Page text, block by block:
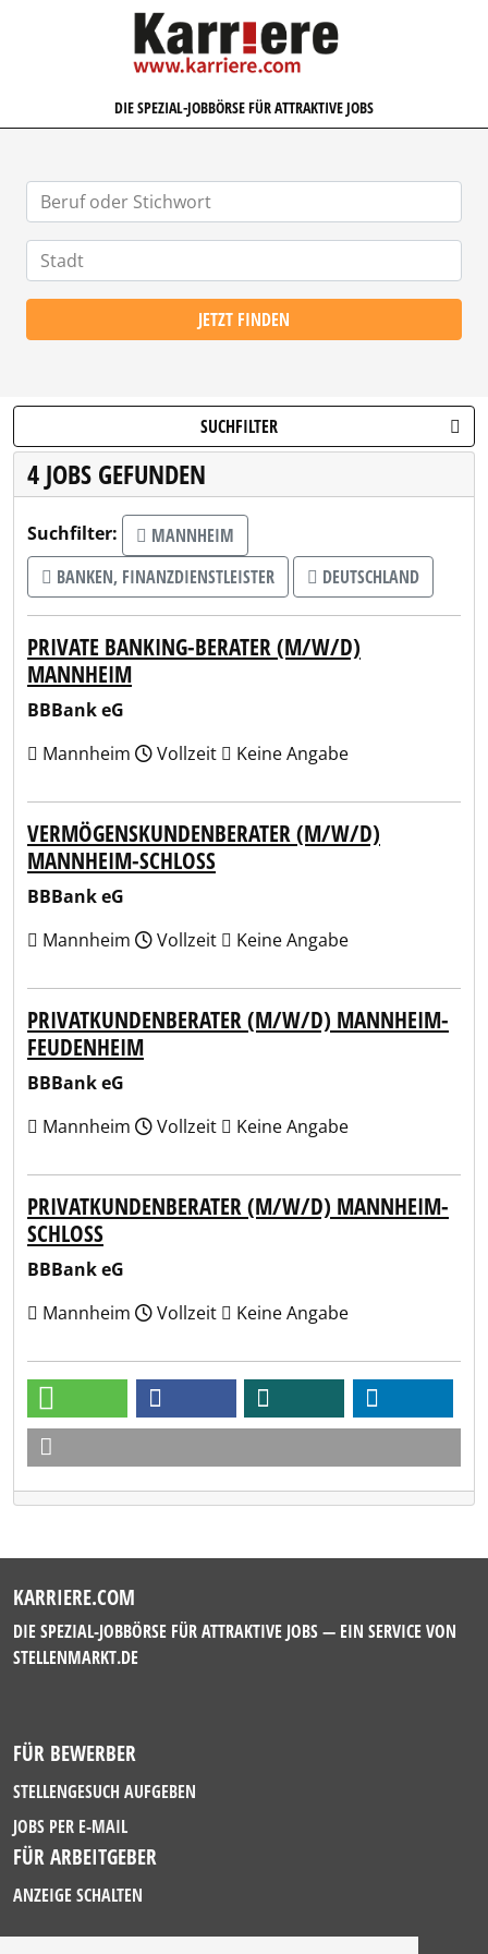
KARRIERE.COM
DIE SPEZIAL-JOBBÖRSE FÜR ATTRAKTIVE JOBS
JETZT FINDEN
SUCHFILTER
4 JOBS GEFUNDEN
Suchfilter:
MANNHEIM
BANKEN, FINANZDIENSTLEISTER
DEUTSCHLAND
PRIVATE BANKING-BERATER (M/W/D)
MANNHEIM
BBBank eG
Mannheim
Vollzeit Keine Angabe
VERMÖGENSKUNDENBERATER (M/W/D)
MANNHEIM-SCHLOSS
BBBank eG
Mannheim
Vollzeit Keine Angabe
PRIVATKUNDENBERATER (M/W/D) MANNHEIM-
FEUDENHEIM
BBBank eG
Mannheim
Vollzeit Keine Angabe
PRIVATKUNDENBERATER (M/W/D) MANNHEIM-
SCHLOSS
BBBank eG
Mannheim
Vollzeit Keine Angabe
KARRIERE.COM
DIE SPEZIAL-JOBBÖRSE FÜR ATTRAKTIVE JOBS — EIN SERVICE VON
STELLENMARKT.DE
FÜR BEWERBER
STELLENGESUCH AUFGEBEN
JOBS PER E-MAIL
FÜR ARBEITGEBER
ANZEIGE SCHALTEN